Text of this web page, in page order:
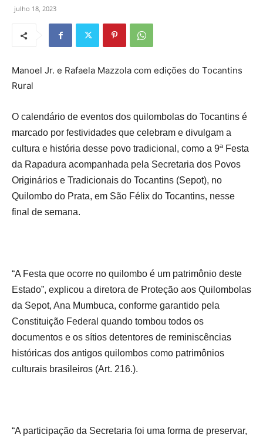
julho 18, 2023
Manoel Jr. e Rafaela Mazzola com edições do Tocantins
Rural
O calendário de eventos dos quilombolas do Tocantins é
marcado por festividades que celebram e divulgam a
cultura e história desse povo tradicional, como a 9ª Festa
da Rapadura acompanhada pela Secretaria dos Povos
Originários e Tradicionais do Tocantins (Sepot), no
Quilombo do Prata, em São Félix do Tocantins, nesse
final de semana.
“A Festa que ocorre no quilombo é um patrimônio deste
Estado”, explicou a diretora de Proteção aos Quilombolas
da Sepot, Ana Mumbuca, conforme garantido pela
Constituição Federal quando tombou todos os
documentos e os sítios detentores de reminiscências
históricas dos antigos quilombos como patrimônios
culturais brasileiros (Art. 216.).
“A participação da Secretaria foi uma forma de preservar,